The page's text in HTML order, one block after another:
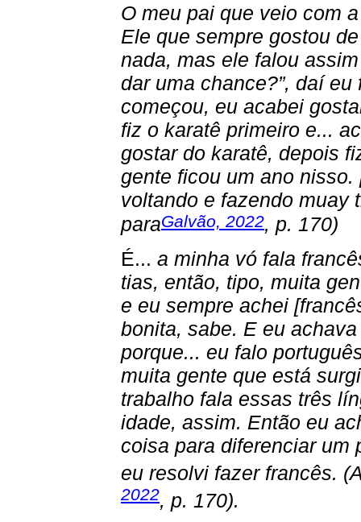
O meu pai que veio com
Ele que sempre gostou
nada, mas ele falou
dar uma chance?”, daí
começou, eu acabei
fiz o karatê primeiro e...
gostar do karatê, depois
gente ficou um ano
voltando e fazendo muay
paraGalvão, 2022, p. 170)
É... a minha vó fala
tias, então, tipo, muita
e eu sempre achei
bonita, sabe. E eu
porque... eu falo
muita gente que está
trabalho fala essas três
idade, assim. Então eu
coisa para diferenciar um
eu resolvi fazer francês.
2022, p. 170).